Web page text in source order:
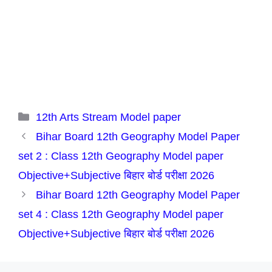
Categories
12th Arts Stream Model paper
Bihar Board 12th Geography Model Paper
set 2 : Class 12th Geography Model paper
Objective+Subjective बिहार बोर्ड परीक्षा 2026
Bihar Board 12th Geography Model Paper
set 4 : Class 12th Geography Model paper
Objective+Subjective बिहार बोर्ड परीक्षा 2026